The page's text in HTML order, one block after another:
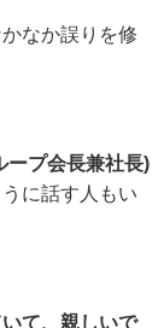
なか誤りを修
ープ会長兼社長)
に話す人もい
て、親しいで